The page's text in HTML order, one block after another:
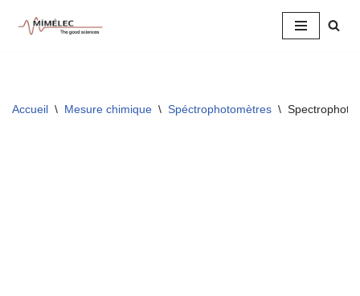
Accueil \ Mesure chimique \ Spéctrophotomètres \